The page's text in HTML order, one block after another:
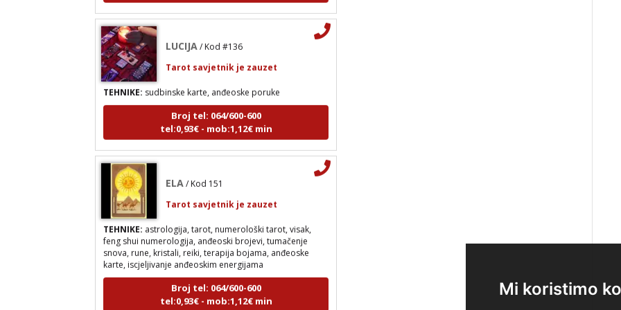
Mi koristimo
TEHNIKE:sudbinske karte, anđeoske poruke
Broj tel: 064/600-600
tel:0,93€ - mob:1,12€ min
TEHNIKE:astrologija, tarot, numerološki tarot, visak,
feng shui numerologija, anđeoski brojevi, tumačenje
snova, rune, kristali, reiki, terapija bojama, anđeoske
karte, iscjeljivanje anđeoskim energijama
Broj tel: 064/600-600
tel:0,93€ - mob:1,12€ min